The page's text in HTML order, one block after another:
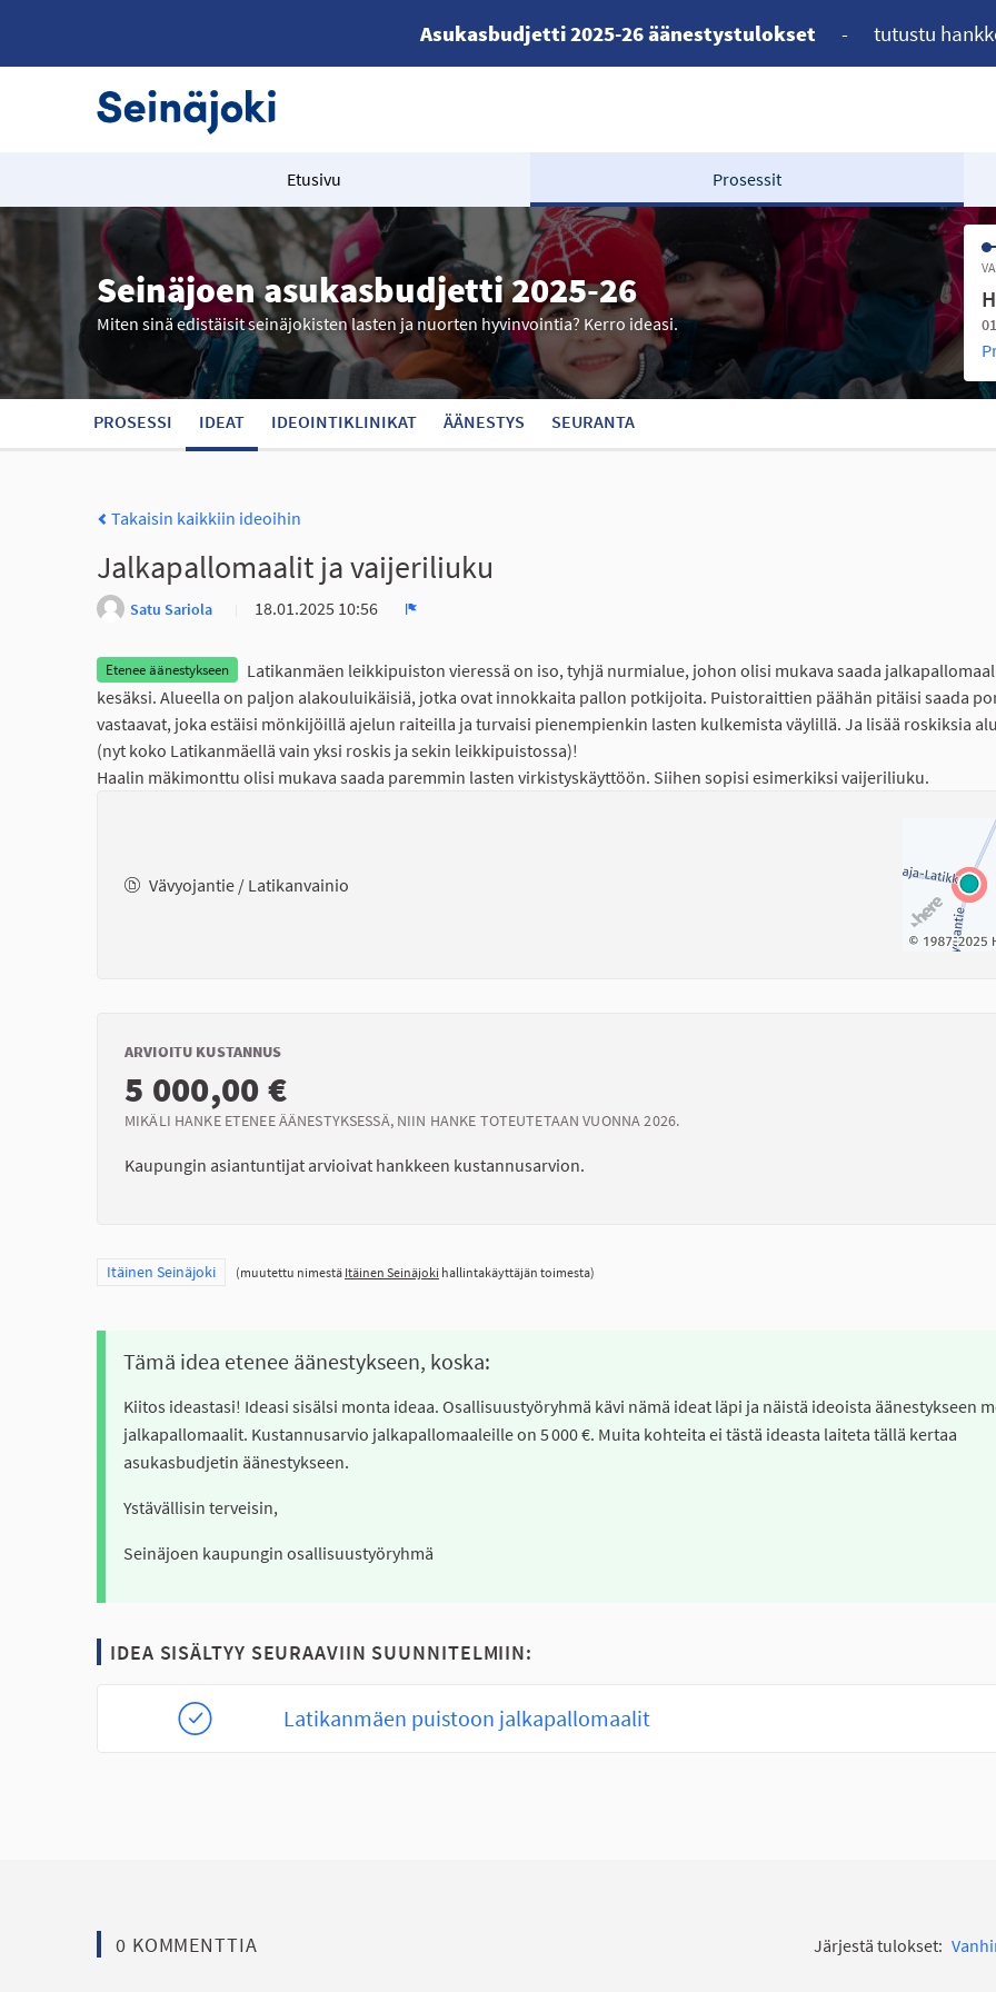
Asukasbudjetti 2025-26 äänestystulokset - tutustu
Etusivu Prosessit
Seinäjoen asukasbudjetti 2025-26
Miten sinä edistäisit seinäjokisten lasten ja nuorten hyvinvointia? Kerro ideasi.
PROSESSI IDEAT IDEOINTIKLINIKAT ÄÄNESTYS SEURANTA
Takaisin kaikkiin ideoihin
Jalkapallomaalit ja vaijeriliuku
Satu Sariola
18.01.2025 10:56
Etenee äänestykseen
Latikanmäen leikkipuiston vieressä on iso, tyhjä nurmialue, johon olisi mukava saada
kesäksi. Alueella on paljon alakouluikäisiä, jotka ovat innokkaita pallon potkijoita. Puistoraittien päähän pitäisi saada
vastaavat, joka estäisi mönkijöillä ajelun raiteilla ja turvaisi pienempienkin lasten kulkemista väylillä. Ja lisää roskiksia
(nyt koko Latikanmäellä vain yksi roskis ja sekin leikkipuistossa)!
Haalin mäkimonttu olisi mukava saada paremmin lasten virkistyskäyttöön. Siihen sopisi esimerkiksi vaijeriliuku.
Vävyojantie / Latikanvainio
ARVIOITU KUSTANNUS
5 000,00 €
MIKÄLI HANKE ETENEE ÄÄNESTYKSESSÄ, NIIN HANKE TOTEUTETAAN VUONNA 2026.
Kaupungin asiantuntijat arvioivat hankkeen kustannusarvion.
Rajaa tulokset teeman mukaan: Itäinen Seinäjoki
Itäinen Seinäjoki (muutettu nimestä Itäinen Seinäjoki hallintakäyttäjän toimesta)
Tämä idea etenee äänestykseen, koska:
Kiitos ideastasi! Ideasi sisälsi monta ideaa. Osallisuustyöryhmä kävi nämä ideat läpi ja näistä ideoista äänestykseen
jalkapallomaalit. Kustannusarvio jalkapallomaaleille on 5 000 €. Muita kohteita ei tästä ideasta laiteta tällä kertaa
asukasbudjetin äänestykseen.
Ystävällisin terveisin,
Seinäjoen kaupungin osallisuustyöryhmä
IDEA SISÄLTYY SEURAAVIIN SUUNNITELMIIN:
Latikanmäen puistoon jalkapallomaalit
0 KOMMENTTIA Järjestä tulokset: